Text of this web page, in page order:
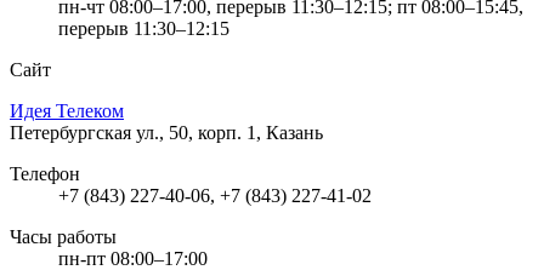
пн-чт 08:00–17:00, перерыв 11:30–12:15; пт 08:00–15:45,
перерыв 11:30–12:15
Сайт
Идея Телеком
Петербургская ул., 50, корп. 1, Казань
Телефон
+7 (843) 227-40-06, +7 (843) 227-41-02
Часы работы
пн-пт 08:00–17:00